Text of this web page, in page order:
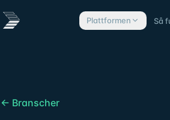
Plattformen Så
← Branscher